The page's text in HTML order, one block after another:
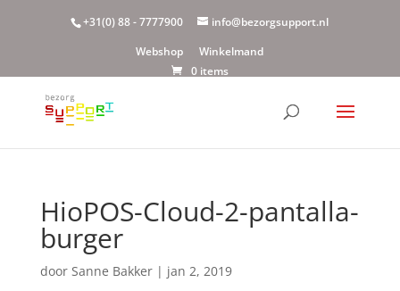
+31(0) 88 - 7777900
info@bezorgsupport.nl
Webshop
Winkelmand
0 items
HioPOS-Cloud-2-pantalla-
burger
door Sanne Bakker| jan 2, 2019